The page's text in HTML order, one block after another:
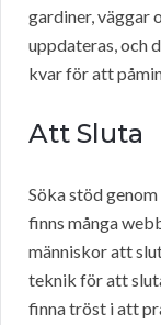
gardiner, väggar
uppdateras, och
kvar för att
Att Sluta
Söka stöd
finns många
människor att
teknik för att
finna tröst i att